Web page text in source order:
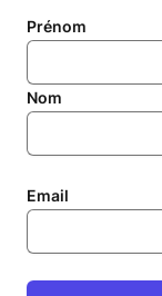
Prénom
Nom
Email